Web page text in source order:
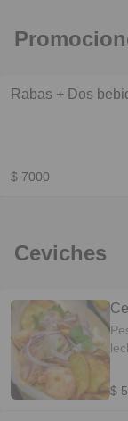
Rabas + Dos
$ 7000
Ceviches
$